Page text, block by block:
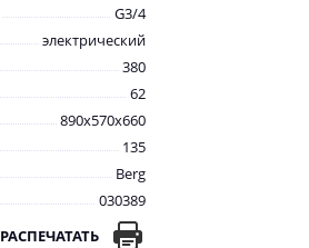
G3/4
электрический
380
62
890x570x660
135
Berg
030389
РАСПЕЧАТАТЬ